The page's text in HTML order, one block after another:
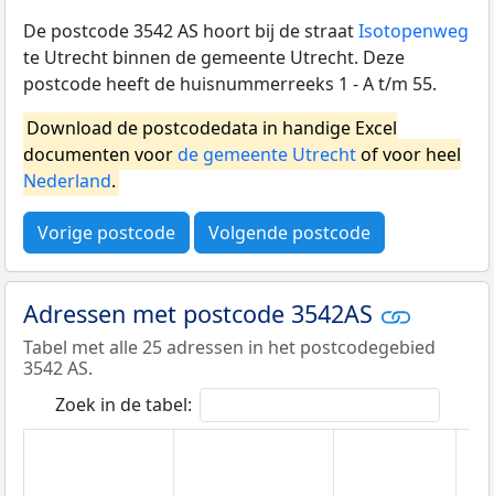
De postcode 3542 AS hoort bij de straatIsotopenweg
te Utrecht binnen de gemeente Utrecht. Deze
postcode heeft de huisnummerreeks 1 - A t/m 55.
Download de postcodedata in handige Excel
documenten voorde gemeente Utrechtof voor heel
Nederland.
Vorige postcode Volgende postcode
Adressen met postcode 3542AS
Tabel met alle 25 adressen in het postcodegebied
3542 AS.
Zoek in de tabel: